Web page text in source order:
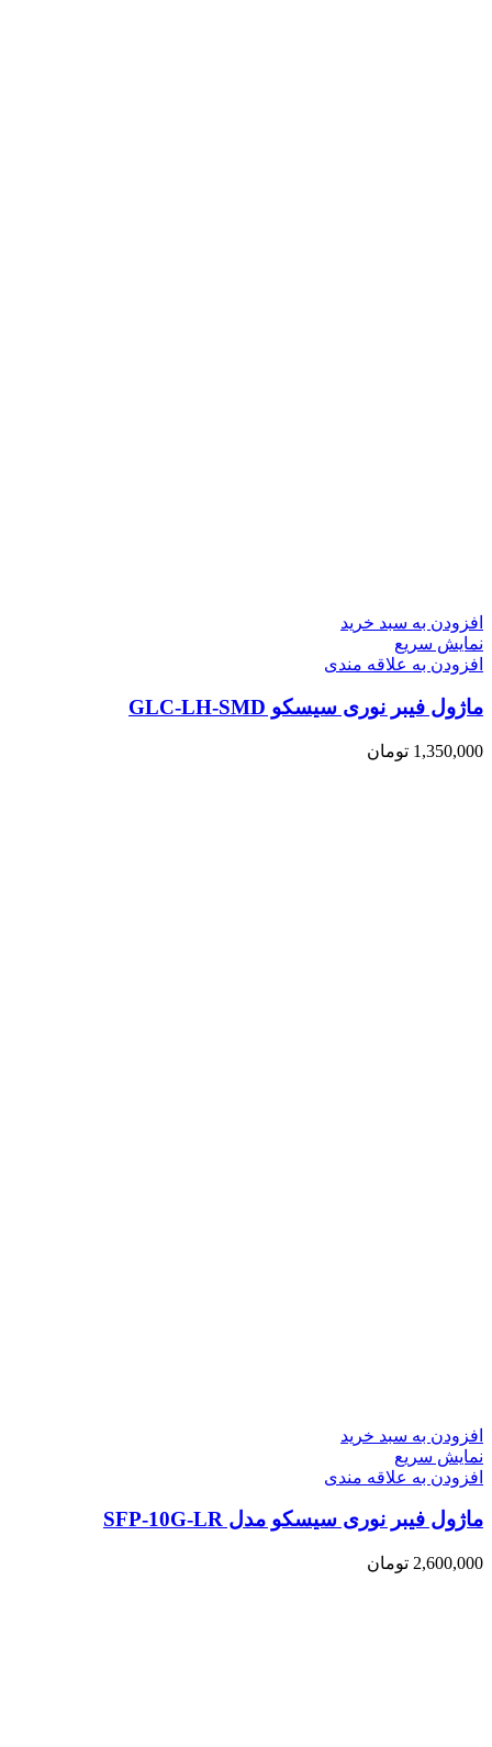
افزودن به سبد خرید
نمایش سریع
افزودن به علاقه مندی
ماژول فیبر نوری سیسکو GLC-LH-SMD
1,350,000 تومان
افزودن به سبد خرید
نمایش سریع
افزودن به علاقه مندی
ماژول فیبر نوری سیسکو مدل SFP-10G-LR
2,600,000 تومان